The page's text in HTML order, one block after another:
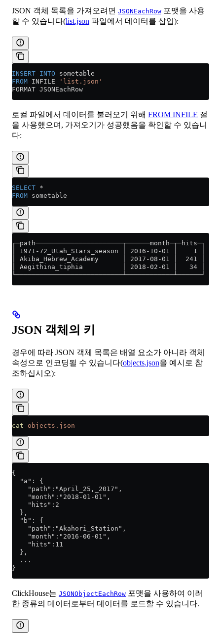
JSON 객체 목록을 가져오려면 JSONEachRow 포맷을 사용
할 수 있습니다(list.json 파일에서 데이터를 삽입):
INSERT INTO sometable
FROM INFILE
'list.json'
FORMAT JSONEachRow
로컬 파일에서 데이터를 불러오기 위해 FROM INFILE 절
을 사용했으며, 가져오기가 성공했음을 확인할 수 있습니
다:
SELECT *
FROM sometable
┌─path──────────────────────┬──────month─┬─hits─┐
│ 1971-72_Utah_Stars_season │ 2016-10-01 │    1 │
│ Akiba_Hebrew_Academy      │ 2017-08-01 │  241 │
│ Aegithina_tiphia          │ 2018-02-01 │   34 │
└───────────────────────────┴────────────┴──────┘
JSON 객체의 키
경우에 따라 JSON 객체 목록은 배열 요소가 아니라 객체
속성으로 인코딩될 수 있습니다(objects.json을 예시로 참
조하십시오):
cat objects.json
{
  "a": {
    "path":"April_25,_2017",
    "month":"2018-01-01",
    "hits":2
  },
  "b": {
    "path":"Akahori_Station",
    "month":"2016-06-01",
    "hits":11
  },
  ...
}
ClickHouse는 JSONObjectEachRow 포맷을 사용하여 이러
한 종류의 데이터로부터 데이터를 로드할 수 있습니다.